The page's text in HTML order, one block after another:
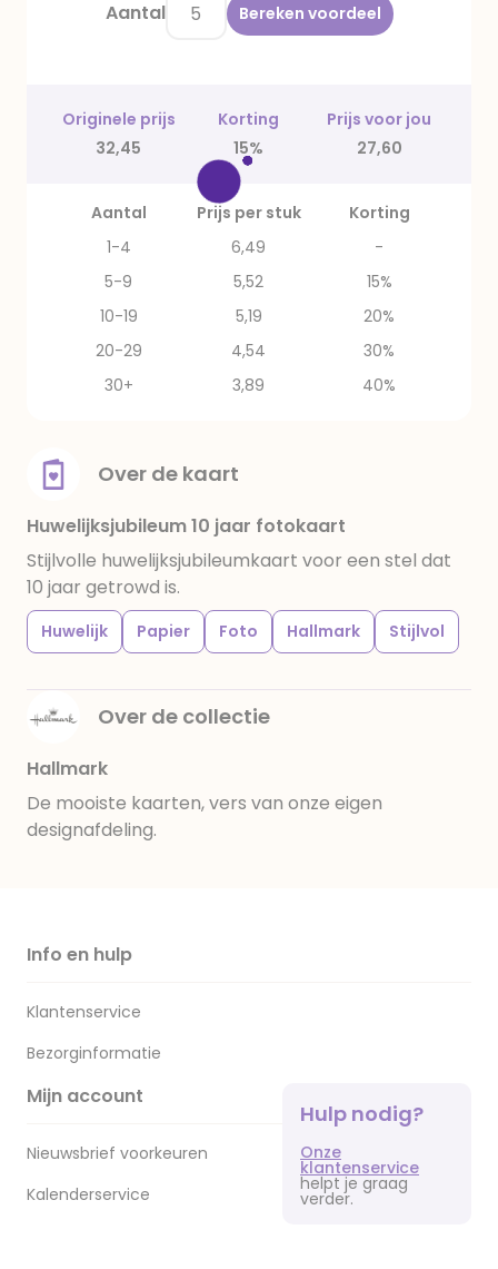
Aantal Bereken voordeel
Originele prijs Korting
Prijs voor jou
32,45
15% 27,60
Aantal Prijs per stuk
Korting
1-4
6,49
-
5-9
5,52
15%
10-19
5,19
20%
20-29
4,54
30%
30+
3,89 40%
Over de kaart
Huwelijksjubileum 10 jaar fotokaart
Stijlvolle huwelijksjubileumkaart voor een stel dat
10 jaar getrowd is.
Huwelijk Papier Foto Hallmark Stijlvol
Over de collectie
Hallmark
De mooiste kaarten, vers van onze eigen
designafdeling.
Info en hulp
Klantenservice
Bezorginformatie
Mijn account
Nieuwsbrief voorkeuren
Kalenderservice
Hulp nodig?
Onze
klantenservice
helpt je graag
verder.